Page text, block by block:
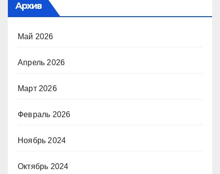
Архив
Май 2026
Апрель 2026
Март 2026
Февраль 2026
Ноябрь 2024
Октябрь 2024